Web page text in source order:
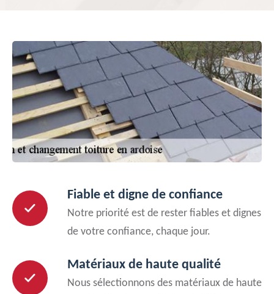
Fiable et digne de confiance
Notre priorité est de rester fiables et dignes
de votre confiance, chaque jour.
Matériaux de haute qualité
Nous sélectionnons des matériaux de haute